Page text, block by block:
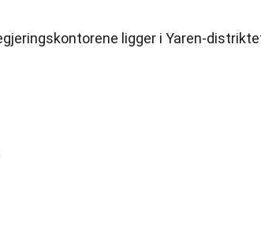
ligger i Yaren-